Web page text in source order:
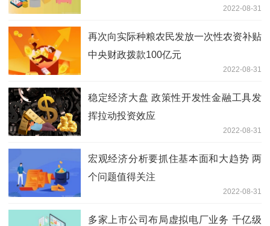
2022-08-31
再次向实际种粮农民发放一次性农资补贴
中央财政拨款100亿元
2022-08-31
稳定经济大盘 政策性开发性金融工具发
挥拉动投资效应
2022-08-31
宏观经济分析要抓住基本面和大趋势 两
个问题值得关注
2022-08-31
多家上市公司布局虚拟电厂业务 千亿级